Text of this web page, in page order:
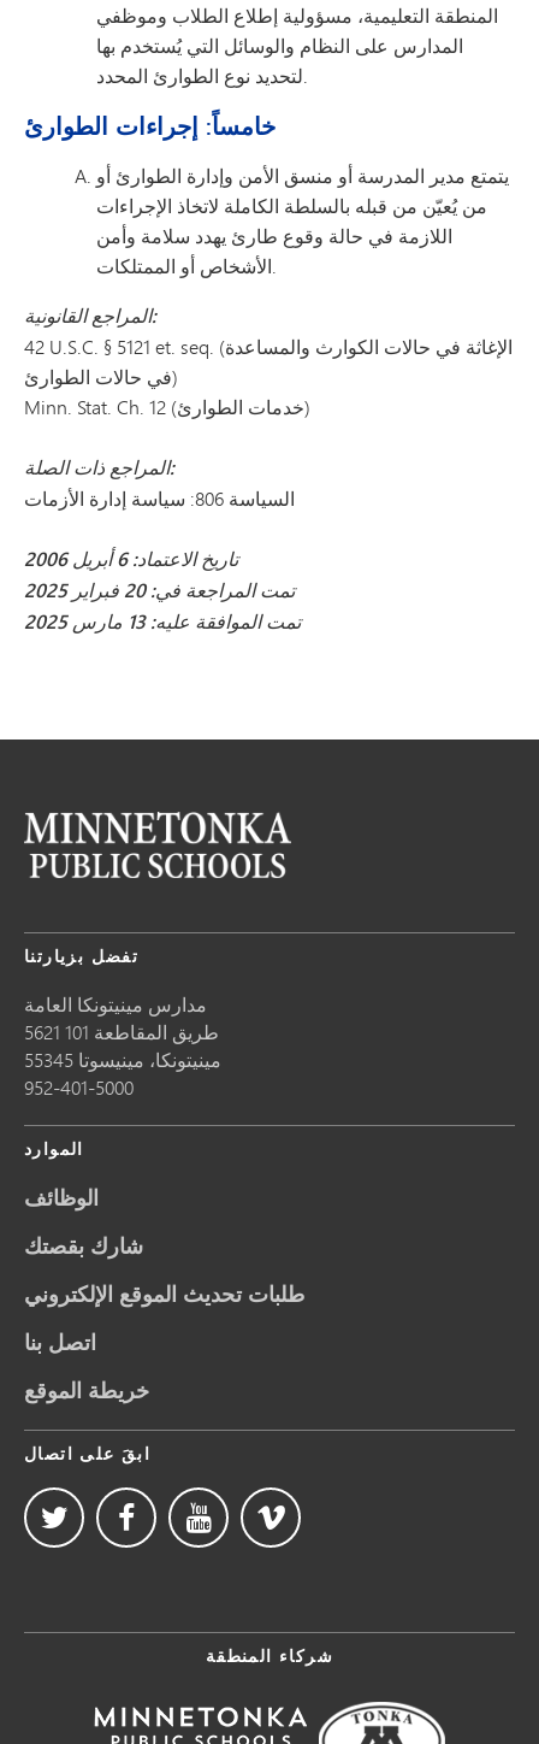
المنطقة التعليمية، مسؤولية إطلاع الطلاب وموظفي
المدارس على النظام والوسائل التي يُستخدم بها
لتحديد نوع الطوارئ المحدد.
خامساً: إجراءات الطوارئ
يتمتع مدير المدرسة أو منسق الأمن وإدارة الطوارئ أو
من يُعيّن من قبله بالسلطة الكاملة لاتخاذ الإجراءات
اللازمة في حالة وقوع طارئ يهدد سلامة وأمن
الأشخاص أو الممتلكات.
المراجع القانونية:
42 U.S.C. § 5121 et. seq. (الإغاثة في حالات الكوارث والمساعدة
في حالات الطوارئ)
Minn. Stat. Ch. 12 (خدمات الطوارئ)
المراجع ذات الصلة:
السياسة 806: سياسة إدارة الأزمات
تاريخ الاعتماد: 6 أبريل 2006
تمت المراجعة في: 20 فبراير 2025
تمت الموافقة عليه: 13 مارس 2025
تفضل بزيارتنا
مدارس مينيتونكا العامة
5621 طريق المقاطعة 101
مينيتونكا، مينيسوتا 55345
952-401-5000
الموارد
الوظائف
شارك بقصتك
طلبات تحديث الموقع الإلكتروني
اتصل بنا
خريطة الموقع
ابقَ على اتصال
شركاء المنطقة